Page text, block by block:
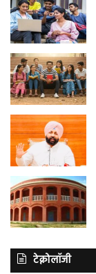
टेक्नोलॉजी